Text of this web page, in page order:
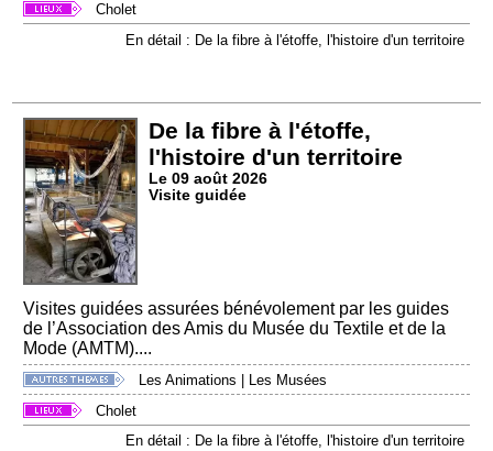
Cholet
En détail : De la fibre à l'étoffe, l'histoire d'un territoire
De la fibre à l'étoffe,
l'histoire d'un territoire
Le 09 août 2026
Visite guidée
Visites guidées assurées bénévolement par les guides
de l’Association des Amis du Musée du Textile et de la
Mode (AMTM)....
Les Animations
Les Musées
Cholet
En détail : De la fibre à l'étoffe, l'histoire d'un territoire